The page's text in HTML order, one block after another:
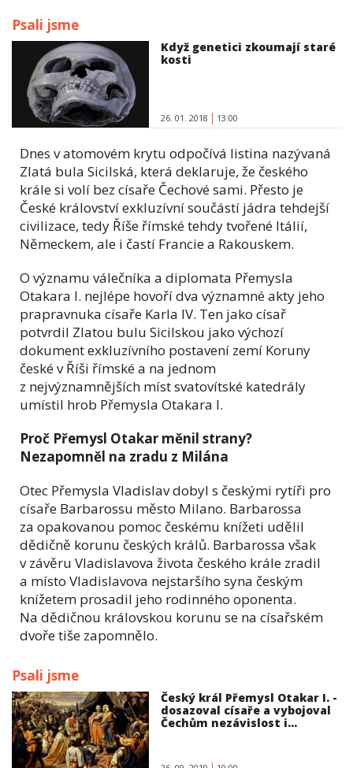
Psali jsme
Když genetici zkoumají staré
kosti
26. 01. 2018 13:00
Dnes v atomovém krytu odpočívá listina nazývaná
Zlatá bula Sicilská, která deklaruje, že českého
krále si volí bez císaře Čechové sami. Přesto je
České království exkluzívní součástí jádra tehdejší
civilizace, tedy Říše římské tehdy tvořené Itálií,
Německem, ale i častí Francie a Rakouskem.
O významu válečníka a diplomata Přemysla
Otakara I. nejlépe hovoří dva významné akty jeho
prapravnuka císaře Karla IV. Ten jako císař
potvrdil Zlatou bulu Sicilskou jako výchozí
dokument exkluzívního postavení zemí Koruny
české v Říši římské a na jednom
z nejvýznamnějších míst svatovítské katedrály
umístil hrob Přemysla Otakara I.
Proč Přemysl Otakar měnil strany?
Nezapomněl na zradu z Milána
Otec Přemysla Vladislav dobyl s českými rytíři pro
císaře Barbarossu město Milano. Barbarossa
za opakovanou pomoc českému knížeti udělil
dědičně korunu českých králů. Barbarossa však
v závěru Vladislavova života českého krále zradil
a místo Vladislavova nejstaršího syna českým
knížetem prosadil jeho rodinného oponenta.
Na dědičnou královskou korunu se na císařském
dvoře tiše zapomnělo.
Psali jsme
Český král Přemysl Otakar I. -
dosazoval císaře a vybojoval
Čechům nezávislost i...